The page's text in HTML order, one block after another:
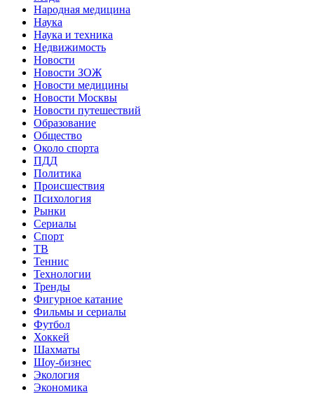
Народная медицина
Наука
Наука и техника
Недвижимость
Новости
Новости ЗОЖ
Новости медицины
Новости Москвы
Новости путешествий
Образование
Общество
Около спорта
ПДД
Политика
Происшествия
Психология
Рынки
Сериалы
Спорт
ТВ
Теннис
Технологии
Тренды
Фигурное катание
Фильмы и сериалы
Футбол
Хоккей
Шахматы
Шоу-бизнес
Экология
Экономика